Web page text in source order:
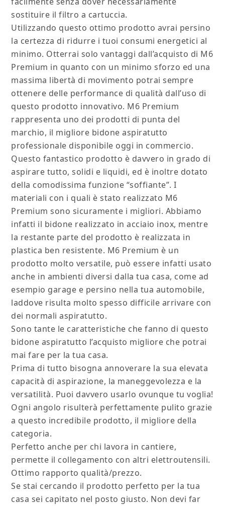
sostituire il filtro a cartuccia.
Utilizzando questo ottimo prodotto avrai persino
la certezza di ridurre i tuoi consumi energetici al
minimo. Otterrai solo vantaggi dall’acquisto di M6
Premium in quanto con un minimo sforzo ed una
massima libertà di movimento potrai sempre
ottenere delle performance di qualità dall’uso di
questo prodotto innovativo. M6 Premium
rappresenta uno dei prodotti di punta del
marchio, il migliore bidone aspiratutto
professionale disponibile oggi in commercio.
Questo fantastico prodotto è davvero in grado di
aspirare tutto, solidi e liquidi, ed è inoltre dotato
della comodissima funzione “soffiante”. I
materiali con i quali è stato realizzato M6
Premium sono sicuramente i migliori. Abbiamo
infatti il bidone realizzato in acciaio inox, mentre
la restante parte del prodotto è realizzata in
plastica ben resistente. M6 Premium è un
prodotto molto versatile, può essere infatti usato
anche in ambienti diversi dalla tua casa, come ad
esempio garage e persino nella tua automobile,
laddove risulta molto spesso difficile arrivare con
dei normali aspiratutto.
Sono tante le caratteristiche che fanno di questo
bidone aspiratutto l’acquisto migliore che potrai
mai fare per la tua casa.
Prima di tutto bisogna annoverare la sua elevata
capacità di aspirazione, la maneggevolezza e la
versatilità. Puoi davvero usarlo ovunque tu voglia!
Ogni angolo risulterà perfettamente pulito grazie
a questo incredibile prodotto, il migliore della
categoria.
Perfetto anche per chi lavora in cantiere,
permette il collegamento con altri elettroutensili.
Ottimo rapporto qualità/prezzo.
Se stai cercando il prodotto perfetto per la tua
casa sei capitato nel posto giusto. Non devi far